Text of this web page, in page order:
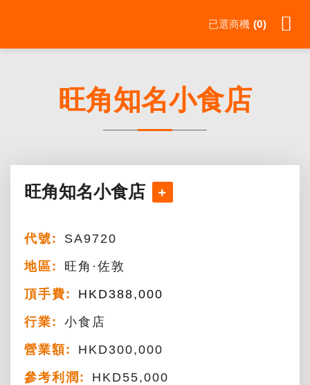
已選商機 0
旺角知名小食店
旺角知名小食店
代號:
SA9720
地區:
旺角·佐敦
頂手費:
HKD388,000
行業:
小食店
營業額:
HKD300,000
參考利潤:
HKD55,000